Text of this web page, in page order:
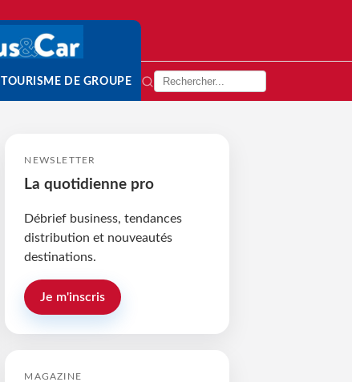
TOURISME DE GROUPE
NEWSLETTER
La quotidienne pro
Débrief business, tendances
distribution et nouveautés
destinations.
Je m'inscris
MAGAZINE